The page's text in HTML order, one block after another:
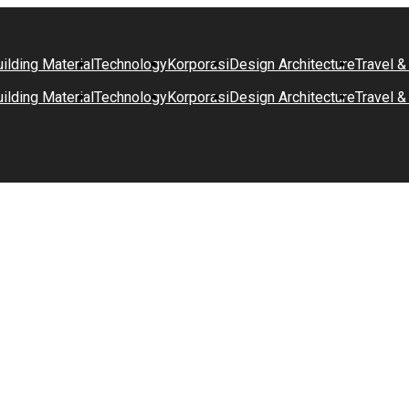
MaterialTechnologyKorporasiDesign ArchitectureTravel
MaterialTechnologyKorporasiDesign ArchitectureTravel